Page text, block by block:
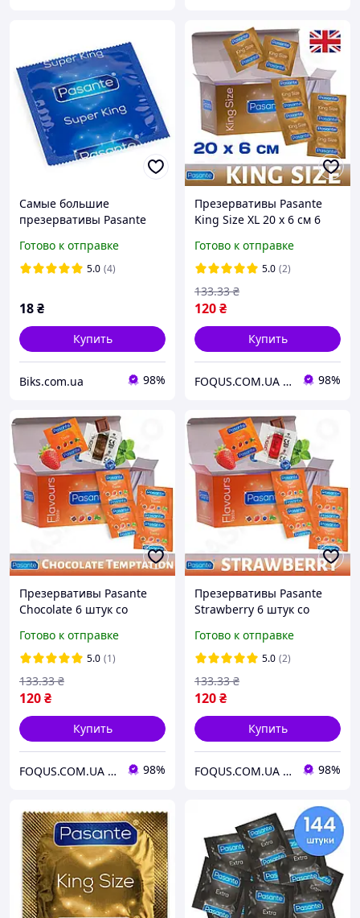
Самые большие
презервативы Pasante
Готово к отправке
5.0 (4)
18₴
Купить
Biks.com.ua 98%
Презервативы Pasante
King Size XL 20 x 6 см 6
широкие
Готово к отправке
5.0 (2)
120₴
133.33 ₴
Купить
FOQUS.COM.UA ● Интернет магазин Фокус 98%
Презервативы Pasante
Chocolate 6 штук со
ароматизированные
цветные
Готово к отправке
5.0 (1)
120₴
133.33 ₴
Купить
FOQUS.COM.UA ● Интернет магазин Фокус 98%
Презервативы Pasante
Strawberry 6 штук со
ароматизированные
цветные
Готово к отправке
5.0 (2)
120₴
133.33 ₴
Купить
FOQUS.COM.UA ● Интернет магазин Фокус 98%